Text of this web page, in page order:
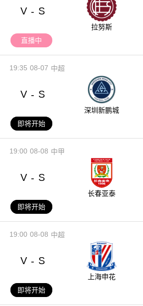
V - S
拉努斯
直播中
08-07
19:35 中超
V - S
深圳新鹏城
即将开始
08-08
19:00 中甲
V - S
长春亚泰
即将开始
08-08
19:00 中超
V - S
上海申花
即将开始